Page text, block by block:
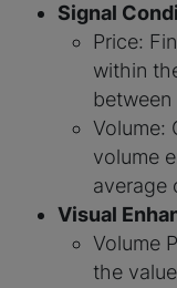
Signal
Price:
within
between
Volume:
volume
average
Visual
Volume
the